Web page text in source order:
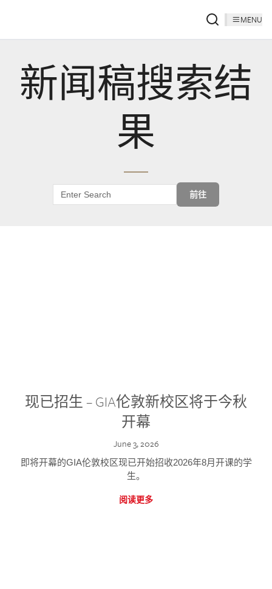
MENU
新闻稿搜索结
果
前往
现已招生 – GIA伦敦新校区将于今秋
开幕
June 3, 2026
即将开幕的GIA伦敦校区现已开始招收2026年8月开课的学
生。
阅读更多